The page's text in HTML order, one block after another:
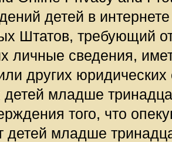
детей в
Штатов, требующий
личные сведения,
других
детей младше
того, что
детей младше